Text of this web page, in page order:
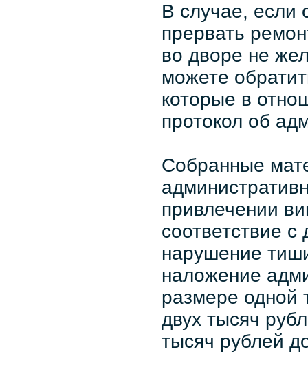
В случае, если
прервать
во дворе не
можете
которые в
протокол об
Собранные
привлечении
соответствие
нарушение
наложение
размере одной
двух тысяч
тысяч рублей